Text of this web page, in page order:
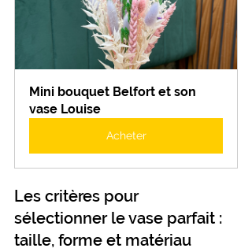
Mini bouquet Belfort et son
vase Louise
Acheter
Les critères pour
sélectionner le vase parfait :
taille, forme et matériau